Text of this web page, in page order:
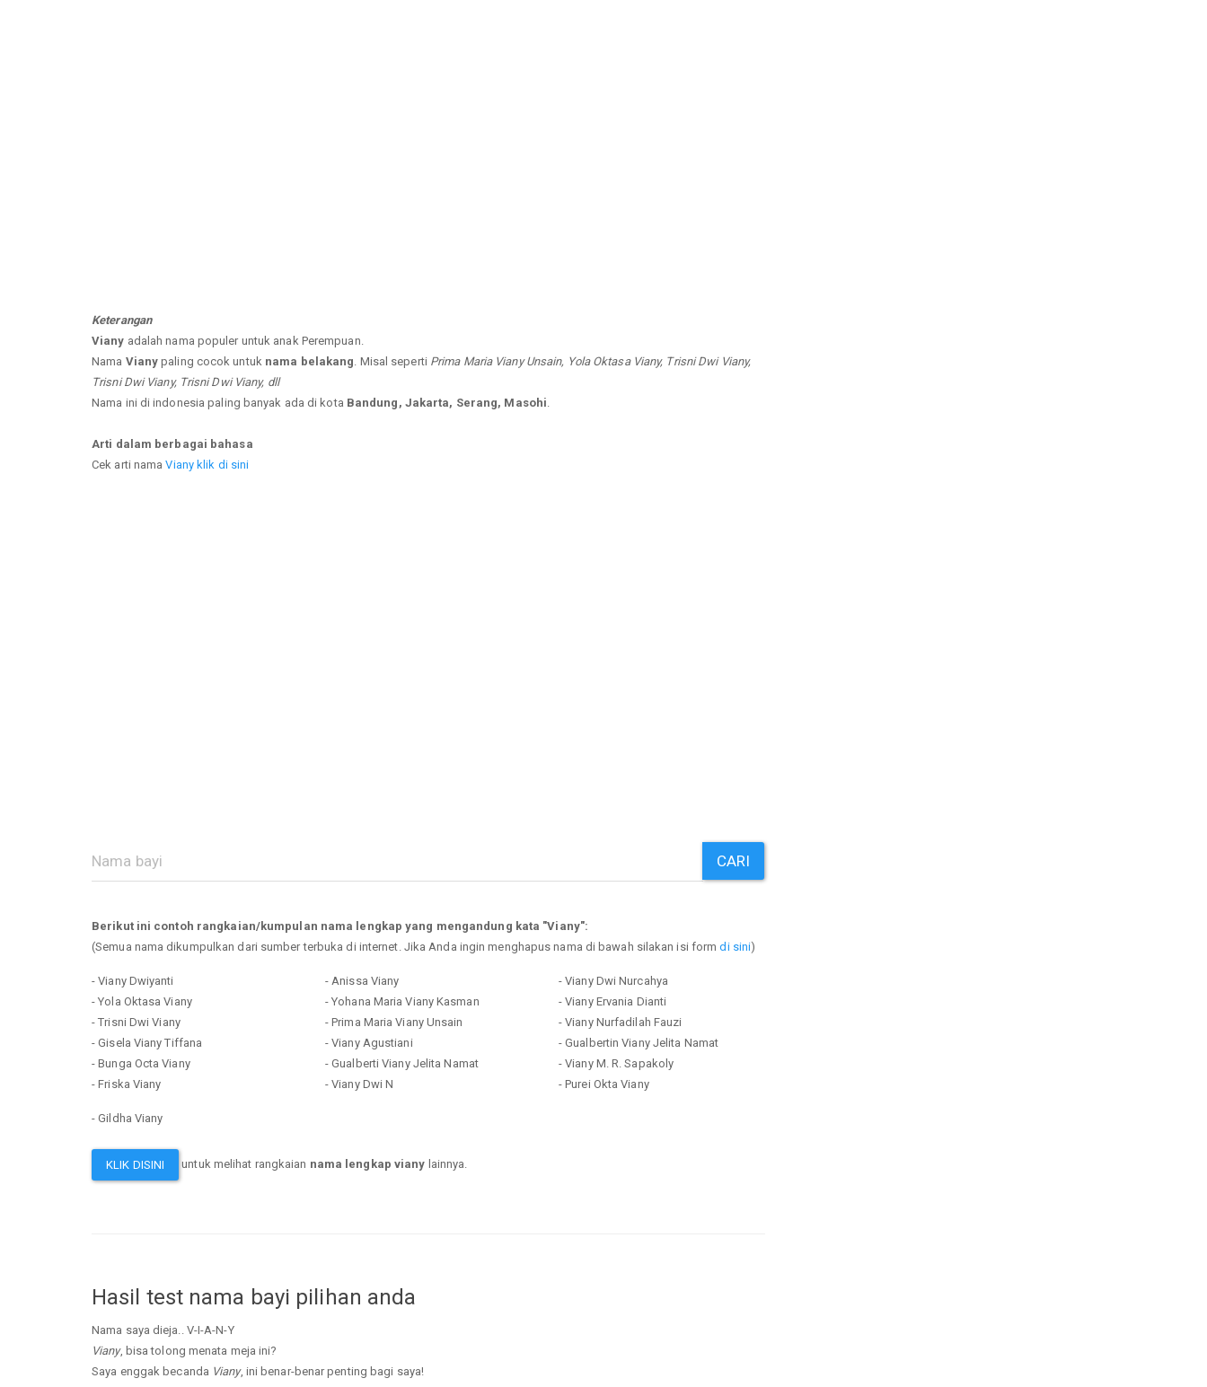
Keterangan
Viany adalah nama populer untuk anak Perempuan.
Nama Viany paling cocok untuk nama belakang . Misal seperti Prima Maria Viany Unsain, Yola Oktasa Viany, Trisni Dwi Viany,
Trisni Dwi Viany, Trisni Dwi Viany, dll
Nama ini di indonesia paling banyak ada di kota Bandung, Jakarta, Serang, Masohi
Arti dalam berbagai bahasa
Cek arti namaViany klik di sini
CARI
Berikut ini contoh rangkaian/kumpulan nama lengkap yang mengandung kata "Viany":
(Semua nama dikumpulkan dari sumber terbuka di internet. Jika Anda ingin menghapus nama di bawah silakan isi formdi sini)
- Viany Dwiyanti
- Yola Oktasa Viany
- Trisni Dwi Viany
- Gisela Viany Tiffana
- Bunga Octa Viany
- Friska Viany
- Anissa Viany
- Yohana Maria Viany Kasman
- Prima Maria Viany Unsain
- Viany Agustiani
- Gualberti Viany Jelita Namat
- Viany Dwi N
- Viany Dwi Nurcahya
- Viany Ervania Dianti
- Viany Nurfadilah Fauzi
- Gualbertin Viany Jelita Namat
- Viany M. R. Sapakoly
- Purei Okta Viany
- Gildha Viany
KLIK DISINI untuk melihat rangkaian nama lengkap viany lainnya.
Hasil test nama bayi pilihan anda
Nama saya dieja.. V-I-A-N-Y
Viany, bisa tolong menata meja ini?
Saya enggak becanda Viany, ini benar-benar penting bagi saya!